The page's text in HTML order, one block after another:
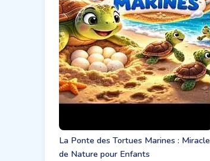
La Ponte des Tortues Marines : Miracle
de Nature pour Enfants